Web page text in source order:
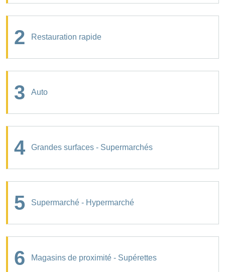
2 Restauration rapide
3 Auto
4 Grandes surfaces - Supermarchés
5 Supermarché - Hypermarché
6 Magasins de proximité - Supérettes